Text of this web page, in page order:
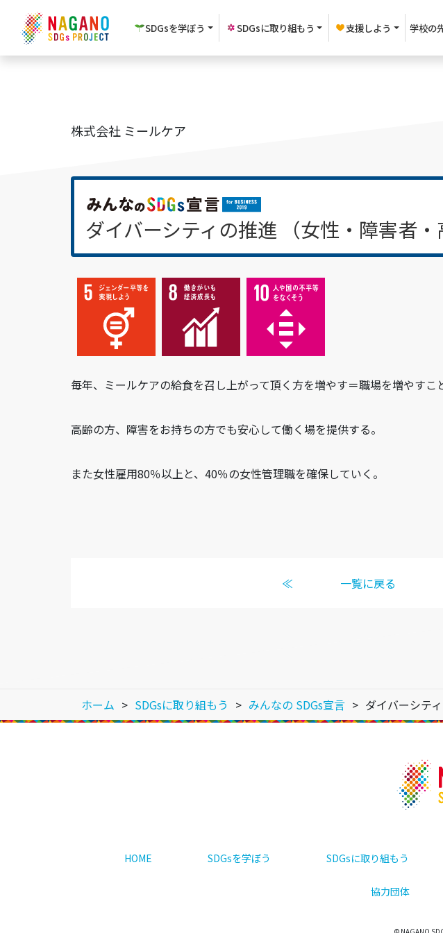
SDGsを学ぼう SDGsに取り組もう 支援しよう 学校の
株式会社 ミールケア
ダイバーシティの推進 （女性・障害者・
毎年、ミールケアの給食を召し上がって頂く方を増やす＝職場を増やすこ
高齢の方、障害をお持ちの方でも安心して働く場を提供する。
また女性雇用80％以上と、40％の女性管理職を確保していく。
≪ 一覧に戻る
ホーム SDGsに取り組もう みんなの SDGs宣言 ダイバーシテ
HOME SDGsを学ぼう SDGsに取り組もう
協力団体